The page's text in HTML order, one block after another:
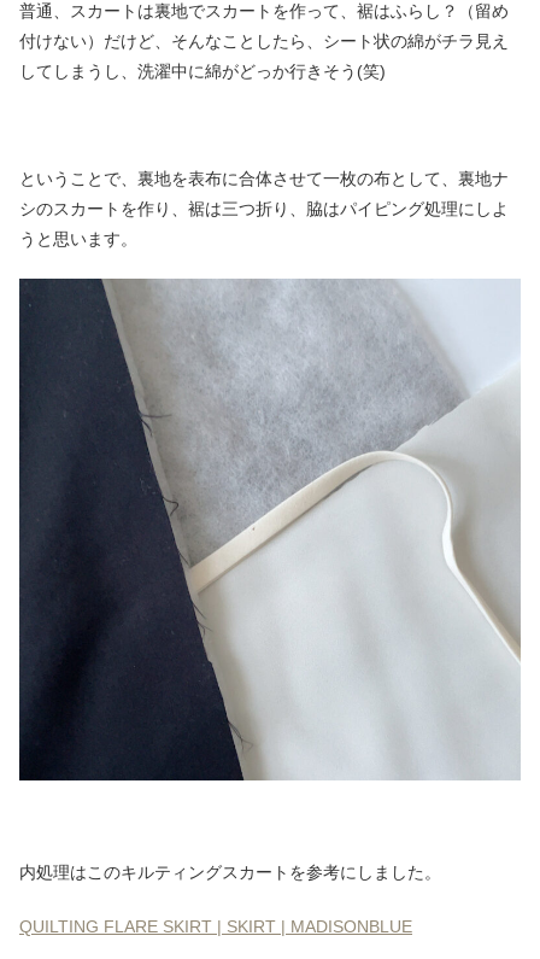
普通、スカートは裏地でスカートを作って、裾はふらし？（留め
付けない）だけど、そんなことしたら、シート状の綿がチラ見え
してしまうし、洗濯中に綿がどっか行きそう(笑)
ということで、裏地を表布に合体させて一枚の布として、裏地ナ
シのスカートを作り、裾は三つ折り、脇はパイピング処理にしよ
うと思います。
内処理はこのキルティングスカートを参考にしました。
QUILTING FLARE SKIRT | SKIRT | MADISONBLUE